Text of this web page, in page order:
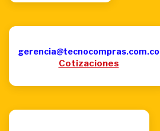
gerencia@tecnocompras.com.co
Cotizaciones